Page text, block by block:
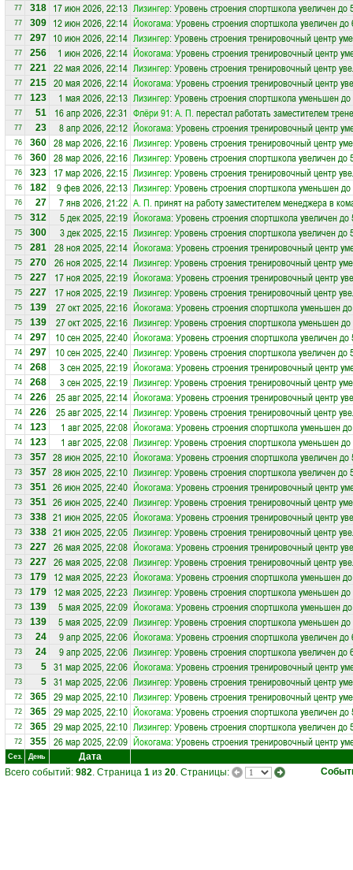
77 318 17 июн 2026, 22:13 Лизингер: Уровень строения спортшкола увеличен до
77 309 12 июн 2026, 22:14 Йокогама: Уровень строения спортшкола увеличен до
77 297 10 июн 2026, 22:14 Лизингер: Уровень строения тренировочный центр
77 256 1 июн 2026, 22:14 Йокогама: Уровень строения тренировочный центр
77 221 22 мая 2026, 22:14 Лизингер: Уровень строения тренировочный центр
77 215 20 мая 2026, 22:14 Йокогама: Уровень строения тренировочный центр
77 123 1 мая 2026, 22:13 Лизингер: Уровень строения спортшкола уменьшен до
77 51 16 апр 2026, 22:31 Флёри 91: А. П. перестал работать заместителем
77 23 8 апр 2026, 22:12 Йокогама: Уровень строения тренировочный центр
76 360 28 мар 2026, 22:16 Лизингер: Уровень строения тренировочный центр
76 360 28 мар 2026, 22:16 Лизингер: Уровень строения спортшкола увеличен до
76 323 17 мар 2026, 22:15 Лизингер: Уровень строения тренировочный центр
76 182 9 фев 2026, 22:13 Лизингер: Уровень строения спортшкола уменьшен до
76 27 7 янв 2026, 21:22 А. П. принят на работу заместителем менеджера в
75 312 5 дек 2025, 22:19 Йокогама: Уровень строения спортшкола увеличен до
75 300 3 дек 2025, 22:15 Лизингер: Уровень строения спортшкола увеличен до
75 281 28 ноя 2025, 22:14 Йокогама: Уровень строения тренировочный центр
75 270 26 ноя 2025, 22:14 Лизингер: Уровень строения тренировочный центр
75 227 17 ноя 2025, 22:19 Йокогама: Уровень строения тренировочный центр
75 227 17 ноя 2025, 22:19 Лизингер: Уровень строения тренировочный центр
75 139 27 окт 2025, 22:16 Йокогама: Уровень строения спортшкола уменьшен
75 139 27 окт 2025, 22:16 Лизингер: Уровень строения спортшкола уменьшен до
74 297 10 сен 2025, 22:40 Йокогама: Уровень строения спортшкола увеличен до
74 297 10 сен 2025, 22:40 Лизингер: Уровень строения спортшкола увеличен до
74 268 3 сен 2025, 22:19 Йокогама: Уровень строения тренировочный центр
74 268 3 сен 2025, 22:19 Лизингер: Уровень строения тренировочный центр
74 226 25 авг 2025, 22:14 Йокогама: Уровень строения тренировочный центр
74 226 25 авг 2025, 22:14 Лизингер: Уровень строения тренировочный центр
74 123 1 авг 2025, 22:08 Йокогама: Уровень строения спортшкола уменьшен
74 123 1 авг 2025, 22:08 Лизингер: Уровень строения спортшкола уменьшен до
73 357 28 июн 2025, 22:10 Йокогама: Уровень строения спортшкола увеличен до
73 357 28 июн 2025, 22:10 Лизингер: Уровень строения спортшкола увеличен до
73 351 26 июн 2025, 22:40 Йокогама: Уровень строения тренировочный центр
73 351 26 июн 2025, 22:40 Лизингер: Уровень строения тренировочный центр
73 338 21 июн 2025, 22:05 Йокогама: Уровень строения тренировочный центр
73 338 21 июн 2025, 22:05 Лизингер: Уровень строения тренировочный центр
73 227 26 мая 2025, 22:08 Йокогама: Уровень строения тренировочный центр
73 227 26 мая 2025, 22:08 Лизингер: Уровень строения тренировочный центр
73 179 12 мая 2025, 22:23 Йокогама: Уровень строения спортшкола уменьшен
73 179 12 мая 2025, 22:23 Лизингер: Уровень строения спортшкола уменьшен до
73 139 5 мая 2025, 22:09 Йокогама: Уровень строения спортшкола уменьшен
73 139 5 мая 2025, 22:09 Лизингер: Уровень строения спортшкола уменьшен до
73 24 9 апр 2025, 22:06 Йокогама: Уровень строения спортшкола увеличен до
73 24 9 апр 2025, 22:06 Лизингер: Уровень строения спортшкола увеличен до
73 5 31 мар 2025, 22:06 Йокогама: Уровень строения тренировочный центр
73 5 31 мар 2025, 22:06 Лизингер: Уровень строения тренировочный центр
72 365 29 мар 2025, 22:10 Лизингер: Уровень строения тренировочный центр
72 365 29 мар 2025, 22:10 Йокогама: Уровень строения спортшкола увеличен до
72 365 29 мар 2025, 22:10 Лизингер: Уровень строения спортшкола увеличен до
72 355 26 мар 2025, 22:09 Йокогама: Уровень строения тренировочный центр
Сез. День
Дата
Всего событий: 982. Страница 1 из 20. Страницы: